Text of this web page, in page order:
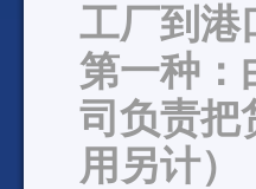
工厂到港
第一种：
司负责把
用另计）